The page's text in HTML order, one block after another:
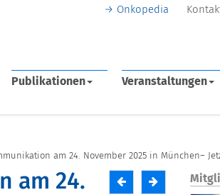
Onkopedia
Publikationen Veranstaltungen
am 24. November 2025 in München–
am 24.